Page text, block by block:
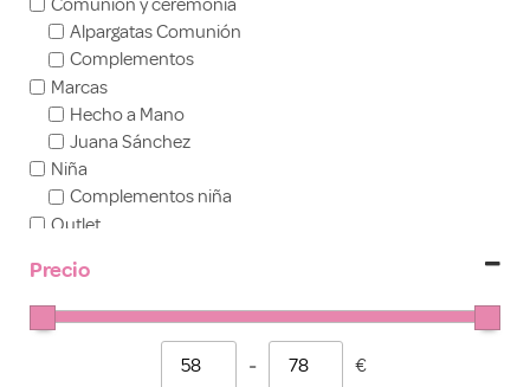
Comunión y ceremonia
Alpargatas Comunión
Complementos
Marcas
Hecho a Mano
Juana Sánchez
Niña
Complementos niña
Outlet
Precio
Minimum Price
- Maximum Price
€